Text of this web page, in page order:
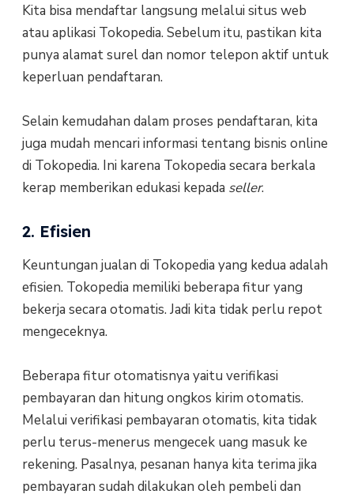
Kita bisa mendaftar langsung melalui situs web
atau aplikasi Tokopedia. Sebelum itu, pastikan kita
punya alamat surel dan nomor telepon aktif untuk
keperluan pendaftaran.
Selain kemudahan dalam proses pendaftaran, kita
juga mudah mencari informasi tentang bisnis online
di Tokopedia. Ini karena Tokopedia secara berkala
kerap memberikan edukasi kepada seller.
2. Efisien
Keuntungan jualan di Tokopedia yang kedua adalah
efisien. Tokopedia memiliki beberapa fitur yang
bekerja secara otomatis. Jadi kita tidak perlu repot
mengeceknya.
Beberapa fitur otomatisnya yaitu verifikasi
pembayaran dan hitung ongkos kirim otomatis.
Melalui verifikasi pembayaran otomatis, kita tidak
perlu terus-menerus mengecek uang masuk ke
rekening. Pasalnya, pesanan hanya kita terima jika
pembayaran sudah dilakukan oleh pembeli dan